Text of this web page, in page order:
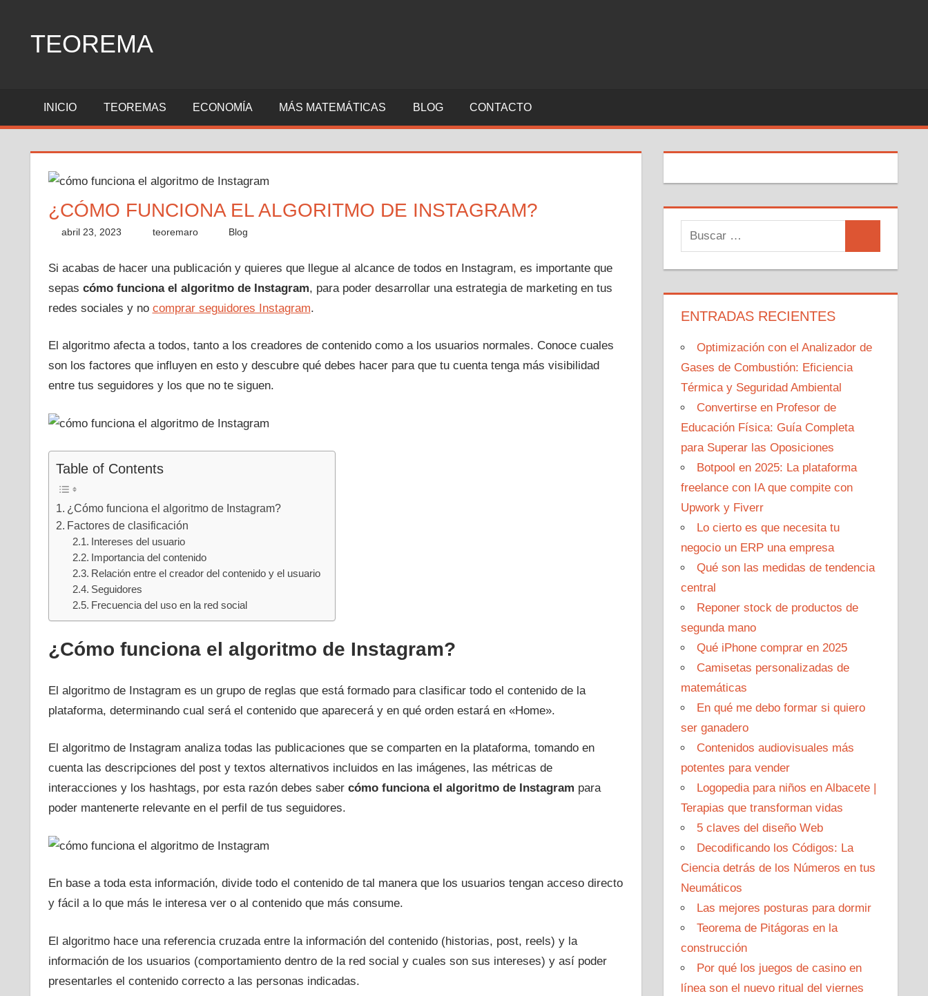
contenidoTEOREMA
todos
los
INICIO TEOREMAS ECONOMÍA MÁS MATEMÁTICAS BLOG CONTACTO
¿CÓMO FUNCIONA EL ALGORITMO DE INSTAGRAM?
abril 23, 2023 teoremaro Blog
Si acabas de hacer una publicación y quieres que llegue al alcance de todos en Instagram, es importante que
sepas cómo funciona el algoritmo de Instagram, para poder desarrollar una estrategia de marketing en tus
redes sociales y no comprar seguidores Instagram.
El algoritmo afecta a todos, tanto a los creadores de contenido como a los usuarios normales. Conoce cuales
son los factores que influyen en esto y descubre qué debes hacer para que tu cuenta tenga más visibilidad
entre tus seguidores y los que no te siguen.
Table of Contents
¿Cómo funciona el algoritmo de Instagram?
Factores de clasificación
Intereses del usuario
Importancia del contenido
Relación entre el creador del contenido y el usuario
Seguidores
Frecuencia del uso en la red social
¿Cómo funciona el algoritmo de Instagram?
El algoritmo de Instagram es un grupo de reglas que está formado para clasificar todo el contenido de la
plataforma, determinando cual será el contenido que aparecerá y en qué orden estará en «Home».
El algoritmo de Instagram analiza todas las publicaciones que se comparten en la plataforma, tomando en
cuenta las descripciones del post y textos alternativos incluidos en las imágenes, las métricas de
interacciones y los hashtags, por esta razón debes saber cómo funciona el algoritmo de Instagram para
poder mantenerte relevante en el perfil de tus seguidores.
En base a toda esta información, divide todo el contenido de tal manera que los usuarios tengan acceso directo
y fácil a lo que más le interesa ver o al contenido que más consume.
El algoritmo hace una referencia cruzada entre la información del contenido (historias, post, reels) y la
información de los usuarios (comportamiento dentro de la red social y cuales son sus intereses) y así poder
presentarles el contenido correcto a las personas indicadas.
Buscar:
ENTRADAS RECIENTES
Optimización con el Analizador de
Gases de Combustión: Eficiencia
Térmica y Seguridad Ambiental
Convertirse en Profesor de
Educación Física: Guía Completa
para Superar las Oposiciones
Botpool en 2025: La plataforma
freelance con IA que compite con
Upwork y Fiverr
Lo cierto es que necesita tu
negocio un ERP una empresa
Qué son las medidas de tendencia
central
Reponer stock de productos de
segunda mano
Qué iPhone comprar en 2025
Camisetas personalizadas de
matemáticas
En qué me debo formar si quiero
ser ganadero
Contenidos audiovisuales más
potentes para vender
Logopedia para niños en Albacete |
Terapias que transforman vidas
5 claves del diseño Web
Decodificando los Códigos: La
Ciencia detrás de los Números en tus
Neumáticos
Las mejores posturas para dormir
Teorema de Pitágoras en la
construcción
Por qué los juegos de casino en
línea son el nuevo ritual del viernes